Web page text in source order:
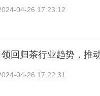
04-26 17:23:12
回归茶行业趋势，推
04-26 17:22:31